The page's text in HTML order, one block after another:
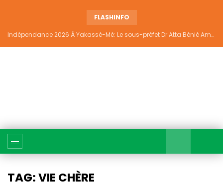
FLASHINFO
Indépendance 2026 À Yakassé-Mé: Le sous-préfet Dr Atta Bénié Amédé appelle à l’unité, à la sécurité et au développement
TAG: VIE CHÈRE